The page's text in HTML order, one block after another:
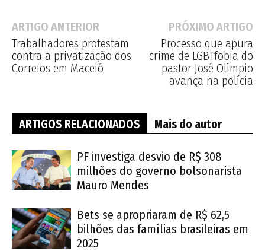
ARTIGO ANTERIOR
Trabalhadores protestam
contra a privatização dos
Correios em Maceió
PRÓXIMO ARTIGO
Processo que apura
crime de LGBTfobia do
pastor José Olímpio
avança na polícia
ARTIGOS RELACIONADOS Mais do autor
PF investiga desvio de R$ 308
milhões do governo bolsonarista
Mauro Mendes
Bets se apropriaram de R$ 62,5
bilhões das famílias brasileiras em
2025